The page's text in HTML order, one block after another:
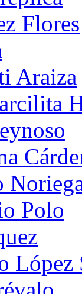
Flores
Araiza
Polo
López